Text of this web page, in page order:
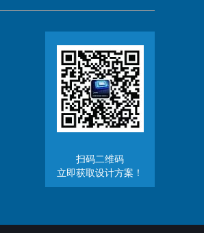
扫码二维码
立即获取设计方案！